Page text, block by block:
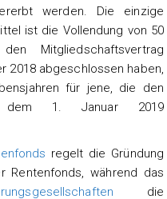
werden. Die einzige
ist die Vollendung von 50
Mitgliedschaftsvertrag
2018 abgeschlossen haben,
für jene, die den
dem 1. Januar 2019
regelt die Gründung
Rentenfonds, während das
die